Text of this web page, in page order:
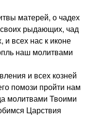
матерей, о чадех
рыдающих, чад
всех нас к иконе
наш молитвами
и всех козней
помози пройти нам
молитвами Твоими
Царствия